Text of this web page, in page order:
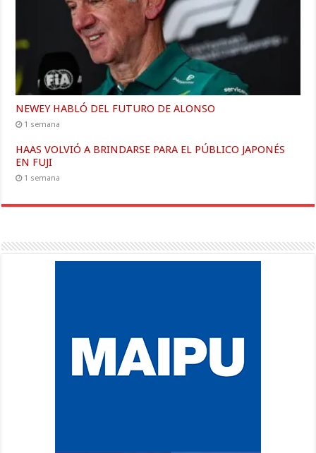
NEWEY HABLÓ DEL FUTURO DE ALONSO
1 semana
HAAS VOLVIÓ A BRINDARSE PARA EL PÚBLICO JAPONÉS
EN FUJI
1 semana